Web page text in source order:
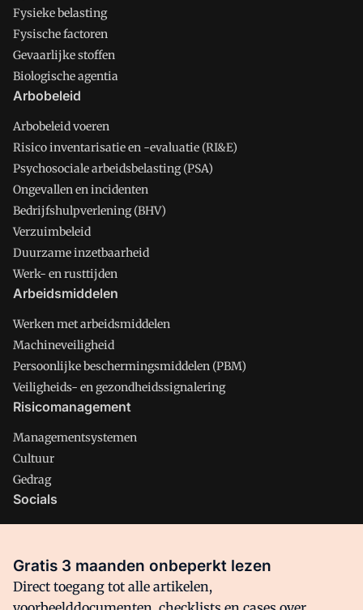
Fysieke belasting
Fysische factoren
Gevaarlijke stoffen
Biologische agentia
Arbobeleid
Arbobeleid voeren
Risico inventarisatie en -evaluatie (RI&E)
Psychosociale arbeidsbelasting (PSA)
Ongevallen en incidenten
Bedrijfshulpverlening (BHV)
Verzuimbeleid
Duurzame inzetbaarheid
Werk- en rusttijden
Arbeidsmiddelen
Werken met arbeidsmiddelen
Machineveiligheid
Persoonlijke beschermingsmiddelen (PBM)
Veiligheids- en gezondheidssignalering
Risicomanagement
Managementsystemen
Cultuur
Gedrag
Socials
Facebook
Gratis 3 maanden onbeperkt lezen
Direct toegang tot alle artikelen,